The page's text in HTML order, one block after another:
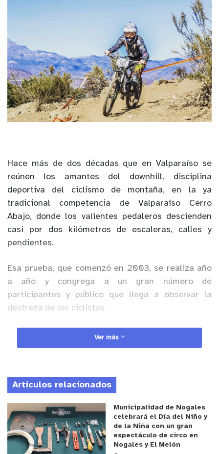
Hace más de dos décadas que en Valparaíso se
reúnen los amantes del downhill, disciplina
deportiva del ciclismo de montaña, en la ya
tradicional competencia de Valparaíso Cerro
Abajo, donde los valientes pedaleros descienden
casi por dos kilómetros de escaleras, calles y
pendientes.
Esa prueba, que comenzó en 2003, se realiza año
a año y congrega a un gran número de
participantes y público que llega a observar la
destreza de los ciclistas.
Anuncio Patrocinado
Esa misma expectación es la que se espera que
realización de “Cabildo Cerro Abajo”, evento
organizado por la Municipalidad de Cabildo.
De esta manera, la comuna minera volverá a
disfrutar de este tipo de actividad pedalera
extrema, con toda la adrenalina y emoción que
Ver más
Artículos relacionados
Municipalidad de Nogales
celebrará el Día del Niño y
de la Niña con un gran
espectáculo de circo en
Nogales y El Melón